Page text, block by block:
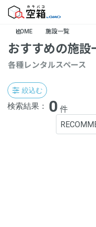
HOME 施設一覧
おすすめの施設
各種レンタルスペース
絞込む
検索結果： 0 件